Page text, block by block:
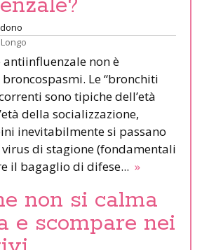
antiinfluenzale non è
Le “bronchiti
sono tipiche dell’età
della socializzazione,
inevitabilmente si passano
virus di stagione (fondamentali
il bagaglio di difese... »
non si calma
e scompare nei